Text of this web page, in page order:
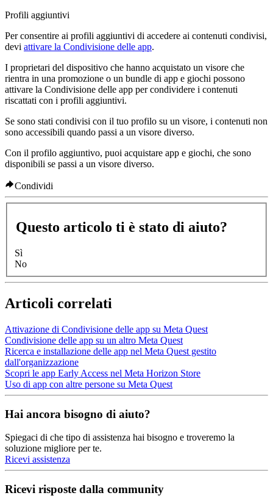
Profili aggiuntivi
Per consentire ai profili aggiuntivi di accedere ai contenuti condivisi,
devi attivare la Condivisione delle app.
I proprietari del dispositivo che hanno acquistato un visore che
rientra in una promozione o un bundle di app e giochi possono
attivare la Condivisione delle app per condividere i contenuti
riscattati con i profili aggiuntivi.
Se sono stati condivisi con il tuo profilo su un visore, i contenuti non
sono accessibili quando passi a un visore diverso.
Con il profilo aggiuntivo, puoi acquistare app e giochi, che sono
disponibili se passi a un visore diverso.
Condividi
Questo articolo ti è stato di aiuto?
Sì
No
Articoli correlati
Attivazione di Condivisione delle app su Meta Quest
Condivisione delle app su un altro Meta Quest
Ricerca e installazione delle app nel Meta Quest gestito
dall'organizzazione
Scopri le app Early Access nel Meta Horizon Store
Uso di app con altre persone su Meta Quest
Hai ancora bisogno di aiuto?
Spiegaci di che tipo di assistenza hai bisogno e troveremo la
soluzione migliore per te.
Ricevi assistenza
Ricevi risposte dalla community